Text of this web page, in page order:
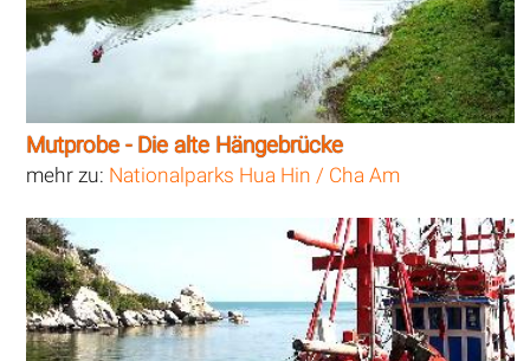
Mutprobe - Die alte Hängebrücke
mehr zu: Nationalparks Hua Hin / Cha Am